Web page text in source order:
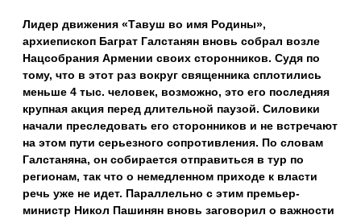
Лидер движения «Тавуш во имя Родины»,
архиепископ Баграт Галстанян вновь собрал возле
Нацсобрания Армении своих сторонников. Судя по
тому, что в этот раз вокруг священника сплотились
меньше 4 тыс. человек, возможно, это его последняя
крупная акция перед длительной паузой. Силовики
начали преследовать его сторонников и не встречают
на этом пути серьезного сопротивления. По словам
Галстаняна, он собирается отправиться в тур по
регионам, так что о немедленном приходе к власти
речь уже не идет. Параллельно с этим премьер-
министр Никол Пашинян вновь заговорил о важности